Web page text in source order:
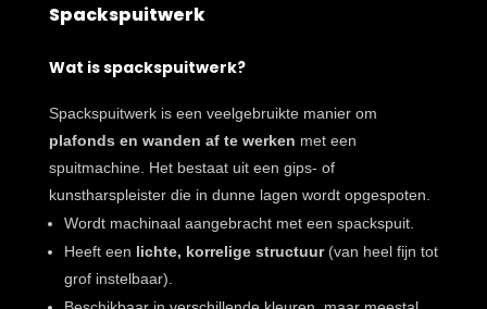
Spackspuitwerk
Wat is spackspuitwerk?
Spackspuitwerk is een veelgebruikte manier om
plafonds en wanden af te werken met een
spuitmachine. Het bestaat uit een gips- of
kunstharspleister die in dunne lagen wordt opgespoten.
Wordt machinaal aangebracht met een spackspuit.
Heeft een lichte, korrelige structuur(van heel fijn tot
grof instelbaar).